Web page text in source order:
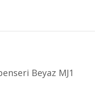
Beyaz MJ1